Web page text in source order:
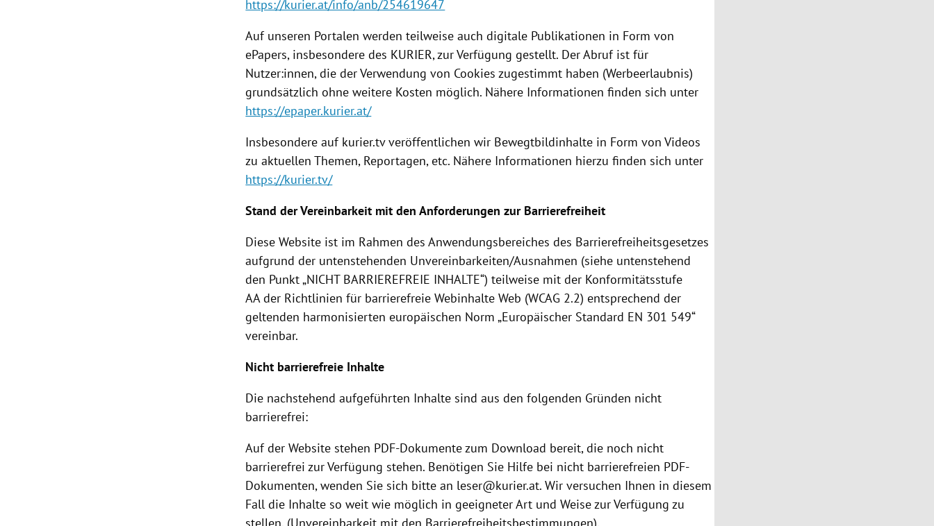
https://kurier.at/info/anb/254619647
Auf unseren Portalen werden teilweise auch digitale Publikationen in Form von
ePapers, insbesondere des KURIER, zur Verfügung gestellt. Der Abruf ist für
Nutzer:innen, die der Verwendung von Cookies zugestimmt haben (Werbeerlaubnis)
grundsätzlich ohne weitere Kosten möglich. Nähere Informationen finden sich unter
https://epaper.kurier.at/
Insbesondere auf kurier.tv veröffentlichen wir Bewegtbildinhalte in Form von Videos
zu aktuellen Themen, Reportagen, etc. Nähere Informationen hierzu finden sich unter
https://kurier.tv/
Stand der Vereinbarkeit mit den Anforderungen zur Barrierefreiheit
Diese Website ist im Rahmen des Anwendungsbereiches des Barrierefreiheitsgesetzes
aufgrund der untenstehenden Unvereinbarkeiten/Ausnahmen (siehe untenstehend
den Punkt „NICHT BARRIEREFREIE INHALTE“) teilweise mit der Konformitätsstufe
AA der Richtlinien für barrierefreie Webinhalte Web (WCAG 2.2) entsprechend der
geltenden harmonisierten europäischen Norm „Europäischer Standard EN 301 549“
vereinbar.
Nicht barrierefreie Inhalte
Die nachstehend aufgeführten Inhalte sind aus den folgenden Gründen nicht
barrierefrei:
Auf der Website stehen PDF-Dokumente zum Download bereit, die noch nicht
barrierefrei zur Verfügung stehen. Benötigen Sie Hilfe bei nicht barrierefreien PDF-
Dokumenten, wenden Sie sich bitte an leser@kurier.at. Wir versuchen Ihnen in diesem
Fall die Inhalte so weit wie möglich in geeigneter Art und Weise zur Verfügung zu
stellen. (Unvereinbarkeit mit den Barrierefreiheitsbestimmungen).